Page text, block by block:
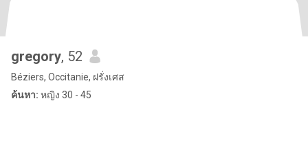
gregory, 52
Béziers, Occitanie, ฝรั่งเศส
ค้นหา: หญิง 30 - 45